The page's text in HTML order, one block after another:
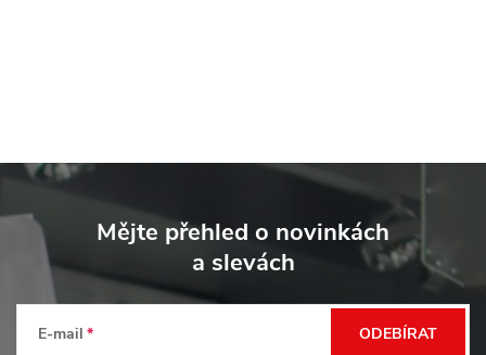
á
Mějte přehled o novinkách
a slevách
E-mail ODEBÍRAT